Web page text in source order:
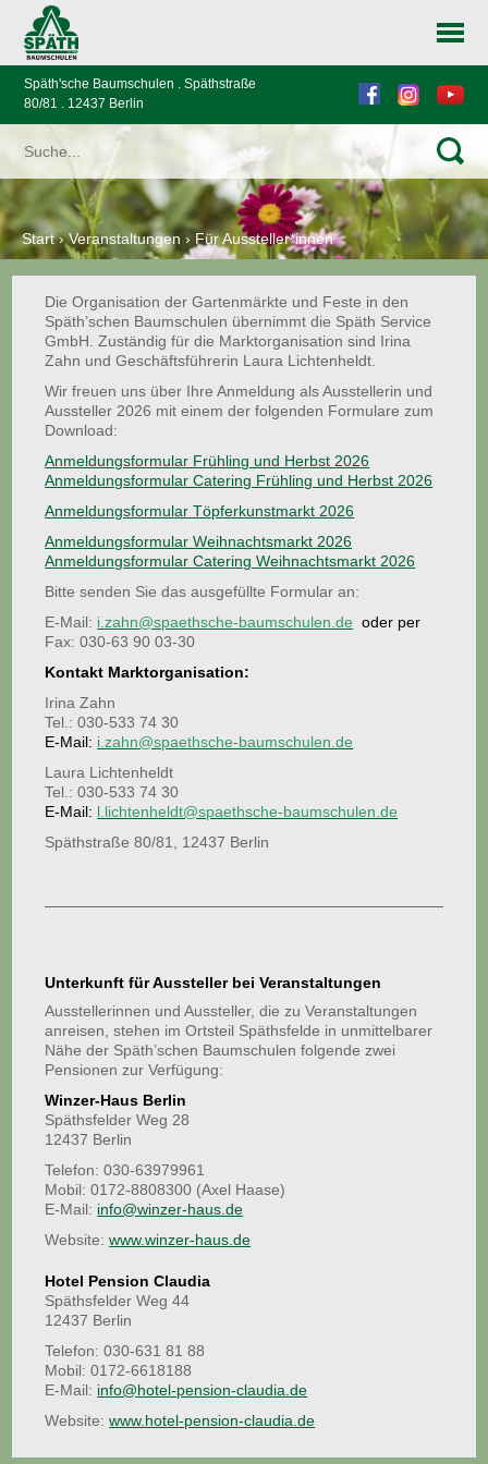
Späth'sche Baumschulen . Späthstraße
80/81 . 12437 Berlin
Start›Veranstaltungen › Für Aussteller*innen
Die Organisation der Gartenmärkte und Feste in den
Späth’schen Baumschulen übernimmt die Späth Service
GmbH. Zuständig für die Marktorganisation sind Irina
Zahn und Geschäftsführerin Laura Lichtenheldt.
Wir freuen uns über Ihre Anmeldung als Ausstellerin und
Aussteller 2026 mit einem der folgenden Formulare zum
Download:
Anmeldungsformular Frühling und Herbst 2026
Anmeldungsformular Catering Frühling und Herbst 2026
Anmeldungsformular Töpferkunstmarkt 2026
Anmeldungsformular Weihnachtsmarkt 2026
Anmeldungsformular Catering Weihnachtsmarkt 2026
Bitte senden Sie das ausgefüllte Formular an:
E-Mail: i.zahn@spaethsche-baumschulen.de oder per
Fax: 030-63 90 03-30
Kontakt Marktorganisation:
Irina Zahn
Tel.: 030-533 74 30
E-Mail: i.zahn@spaethsche-baumschulen.de
Laura Lichtenheldt
Tel.: 030-533 74 30
E-Mail: l.lichtenheldt@spaethsche-baumschulen.de
Späthstraße 80/81, 12437 Berlin
Unterkunft für Aussteller bei Veranstaltungen
Ausstellerinnen und Aussteller, die zu Veranstaltungen
anreisen, stehen im Ortsteil Späthsfelde in unmittelbarer
Nähe der Späth’schen Baumschulen folgende zwei
Pensionen zur Verfügung:
Winzer-Haus Berlin
Späthsfelder Weg 28
12437 Berlin
Telefon: 030-63979961
Mobil: 0172-8808300 (Axel Haase)
E-Mail: info@winzer-haus.de
Website:www.winzer-haus.de
Hotel Pension Claudia
Späthsfelder Weg 44
12437 Berlin
Telefon: 030-631 81 88
Mobil: 0172-6618188
E-Mail: info@hotel-pension-claudia.de
Website:www.hotel-pension-claudia.de